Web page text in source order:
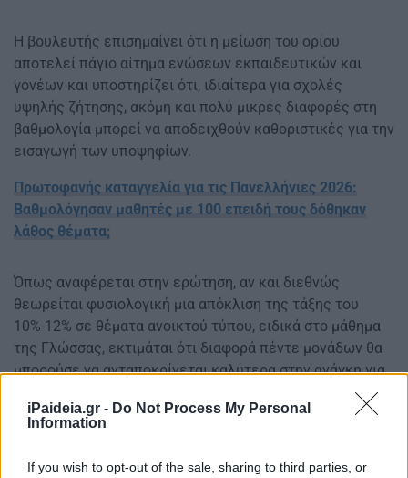
iPaideia.gr - Do Not Process My Personal
Information
If you wish to opt-out of the sale, sharing to third parties, or
Η βουλευτής επισημαίνει ότι η μείωση του ορίου
αποτελεί πάγιο αίτημα ενώσεων εκπαιδευτικών και
γονέων και υποστηρίζει ότι, ιδιαίτερα για σχολές
υψηλής ζήτησης, ακόμη και πολύ μικρές διαφορές στη
βαθμολογία μπορεί να αποδειχθούν καθοριστικές για την
εισαγωγή των υποψηφίων.
Πρωτοφανής καταγγελία για τις Πανελλήνιες 2026:
Βαθμολόγησαν μαθητές με 100 επειδή τους δόθηκαν
λάθος θέματα;
Όπως αναφέρεται στην ερώτηση, αν και διεθνώς
θεωρείται φυσιολογική μια απόκλιση της τάξης του
10%-12% σε θέματα ανοικτού τύπου, ειδικά στο μάθημα
της Γλώσσας, εκτιμάται ότι διαφορά πέντε μονάδων θα
μπορούσε να ανταποκρίνεται καλύτερα στην ανάγκη για
Πρόταση και για εκσυγχρονισμό των